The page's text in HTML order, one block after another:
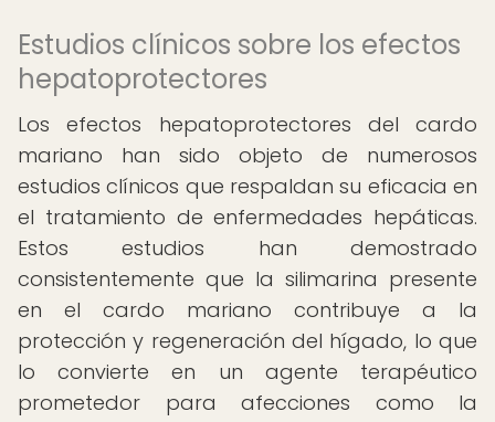
Estudios clínicos sobre los efectos
hepatoprotectores
Los efectos hepatoprotectores del cardo
mariano han sido objeto de numerosos
estudios clínicos que respaldan su eficacia en
el tratamiento de enfermedades hepáticas.
Estos estudios han demostrado
consistentemente que la silimarina presente
en el cardo mariano contribuye a la
protección y regeneración del hígado, lo que
lo convierte en un agente terapéutico
prometedor para afecciones como la